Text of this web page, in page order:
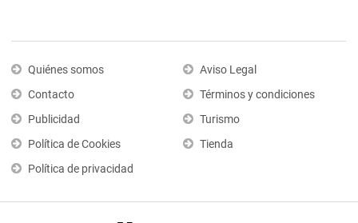
Quiénes somos
Contacto
Publicidad
Política de Cookies
Política de privacidad
Aviso Legal
Términos y condiciones
Turismo
Tienda